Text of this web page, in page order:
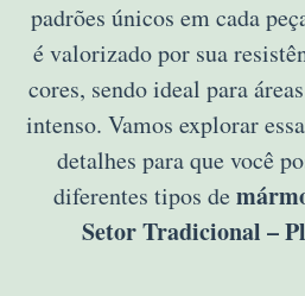
padrões únicos em cada
é valorizado por sua
cores, sendo ideal para
intenso. Vamos explorar
detalhes para que você
diferentes tipos de
Setor Tradicional –